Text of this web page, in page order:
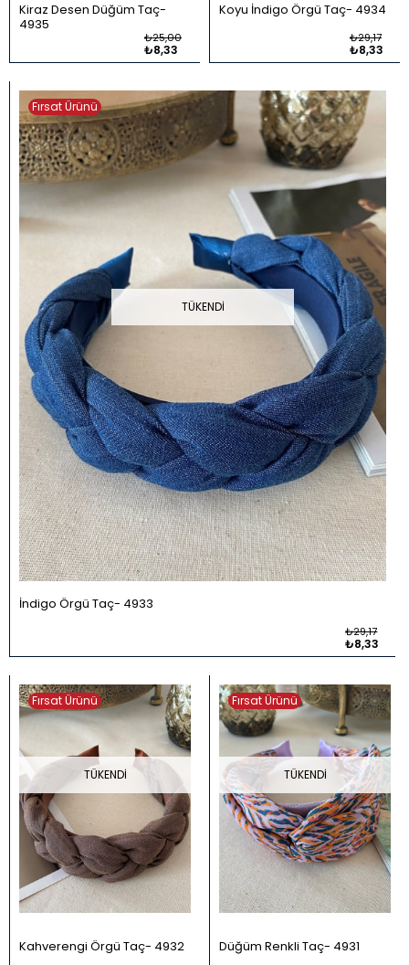
Kiraz Desen Düğüm Taç
4935
₺8,33
₺25,00
Koyu İndigo Örgü Taç 4934
₺8,33
₺29,17
TÜKENDI
İndigo Örgü Taç 4933
₺8,33
₺29,17
Fırsat Ürünü
TÜKENDI
Kahverengi Örgü Taç 4932
Fırsat Ürünü
TÜKENDI
Düğüm Renkli Taç 4931
Fırsat Ürünü